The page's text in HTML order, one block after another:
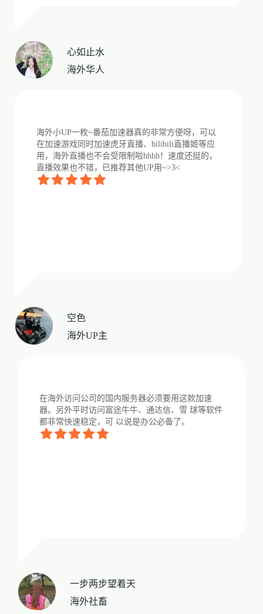
心如止水
海外华人
海外小UP一枚~番茄加速器真的非常方便呀，可以
在加速游戏同时加速虎牙直播、bilibili直播姬等应
用，海外直播也不会受限制啦hhhh！速度还挺的，
直播效果也不错，已推荐其他UP用~>3<
空色
海外UP主
在海外访问公司的国内服务器必须要用这款加速
器。另外平时访问富途牛牛、通达信、雪 球等软件
都非常快速稳定，可 以说是办公必备了。
一步两步望着天
海外社畜